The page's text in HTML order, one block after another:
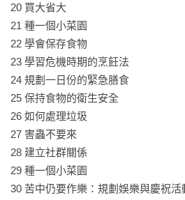
20 買大省大
21 種一個小菜園
22 學會保存食物
23 學習危機時期的烹飪法
24 規劃一日份的緊急膳食
25 保持食物的衛生安全
26 如何處理垃圾
27 害蟲不要來
28 建立社群關係
29 種一個小菜園
30 苦中仍要作樂：規劃娛樂與慶祝活